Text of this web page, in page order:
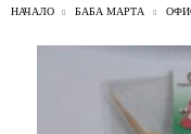
НАЧАЛО БАБА МАРТА